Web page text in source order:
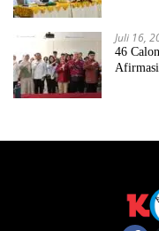
Juli 16,
46